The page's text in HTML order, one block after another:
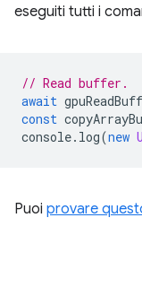
eseguiti tutti i
// Read buffer.
await
const
console. log(new
Puoi provare